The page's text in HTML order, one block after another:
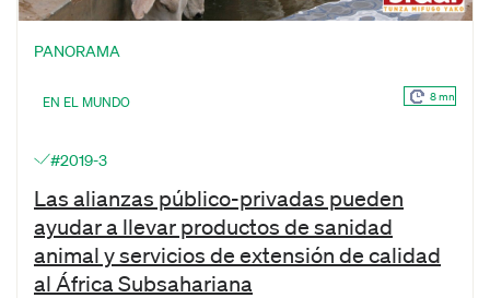
PANORAMA
EN EL MUNDO 8 mn
#2019-3
Las alianzas público-privadas pueden
ayudar a llevar productos de sanidad
animal y servicios de extensión de calidad
al África Subsahariana